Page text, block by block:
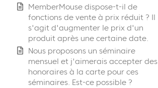
MemberMouse dispose-t-il de
fonctions de vente à prix réduit ? Il
s'agit d'augmenter le prix d'un
produit après une certaine date.
Nous proposons un séminaire
mensuel et j'aimerais accepter des
honoraires à la carte pour ces
séminaires. Est-ce possible ?